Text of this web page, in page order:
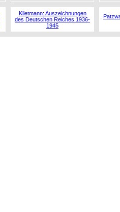
Klietmann: Auszeichnungen
des Deutschen Reiches 1936-
1945